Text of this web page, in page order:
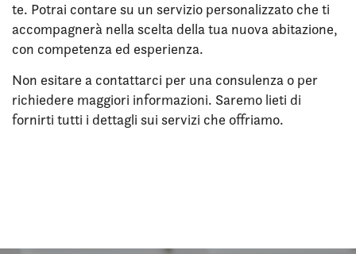
te. Potrai contare su un servizio personalizzato che ti
accompagnerà nella scelta della tua nuova abitazione,
con competenza ed esperienza.
Non esitare a contattarci per una consulenza o per
richiedere maggiori informazioni. Saremo lieti di
fornirti tutti i dettagli sui servizi che offriamo.